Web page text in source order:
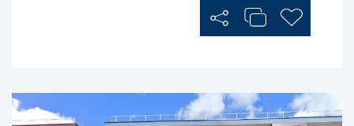
PartagerAjouter au
Ajouter